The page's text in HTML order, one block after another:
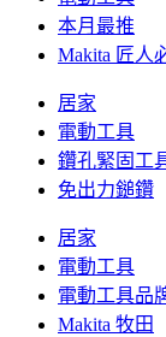
本月最推
Makita 匠人
居家
電動工具
鑽孔緊固工
免出力鎚鑽
居家
電動工具
電動工具品
Makita 牧田